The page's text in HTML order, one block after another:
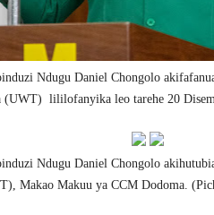
Ndugu Daniel Chongolo
(UWT) lililofanyika leo tarehe 20
Ndugu Daniel Chongolo
Makao Makuu ya CCM Dodoma.